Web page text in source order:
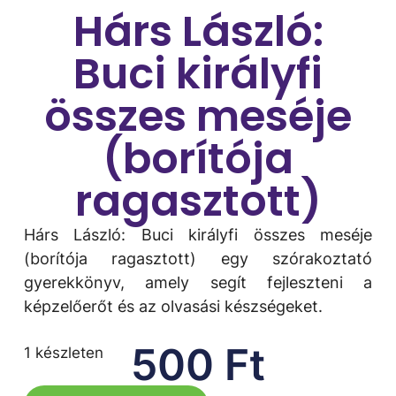
Hárs László:
Buci királyfi
összes meséje
(borítója
ragasztott)
Hárs László: Buci királyfi összes meséje
(borítója ragasztott) egy szórakoztató
gyerekkönyv, amely segít fejleszteni a
képzelőerőt és az olvasási készségeket.
500 Ft
1 készleten